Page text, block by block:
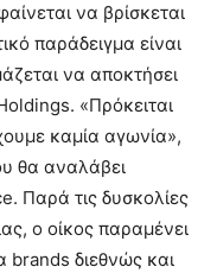
να βρίσκεται
παράδειγμα είναι
να αποκτήσει
«Πρόκειται
καμία αγωνία»,
θα αναλάβει
Παρά τις δυσκολίες
ο οίκος παραμένει
brands διεθνώς και